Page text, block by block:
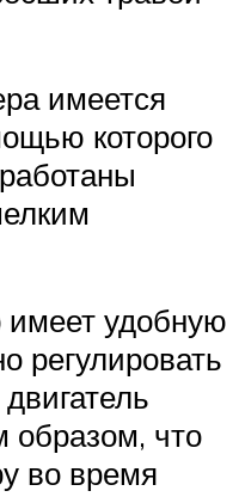
имеется
которого
удобную
регулировать
образом, что
во время